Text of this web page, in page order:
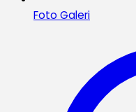
Foto Galeri